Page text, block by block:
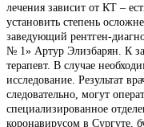
лечения зависит от КТ –
установить степень
заведующий рентген-
№ 1» Артур Элизбарян. К
терапевт. В случае
исследование. Результат
следовательно, могут
специализированное
коронавирусом в Сургуте,